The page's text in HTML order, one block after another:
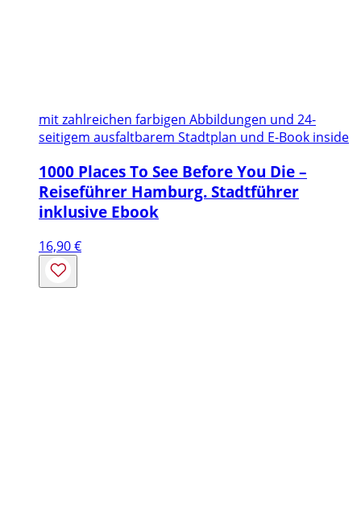
mit zahlreichen farbigen Abbildungen und 24-
seitigem ausfaltbarem Stadtplan und E-Book inside
1000 Places To See Before You Die –
Reiseführer Hamburg. Stadtführer
inklusive Ebook
16,90€